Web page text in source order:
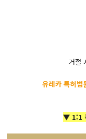
거절
유레카 특허법
▼ 1:1